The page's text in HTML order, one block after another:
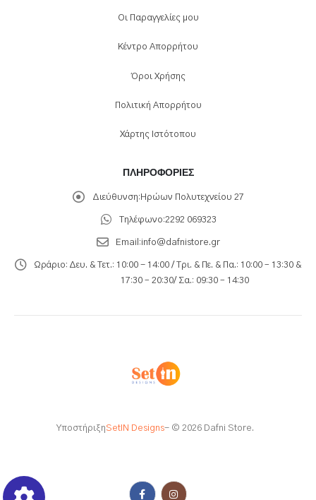
Οι Παραγγελίες μου
Κέντρο Απορρήτου
Όροι Χρήσης
Πολιτική Απορρήτου
Χάρτης Ιστότοπου
ΠΛΗΡΟΦΟΡΊΕΣ
Διεύθυνση: Ηρώων Πολυτεχνείου 27
Τηλέφωνο:2292 069323
Email:info@dafnistore.gr
Ωράριο: Δευ. & Τετ.: 10:00 - 14:00 / Τρι. & Πε. & Πα.: 10:00 – 13:30 &
17:30 – 20:30/ Σα.: 09:30 – 14:30
ΥποστήριξηSetIN Designs- © 2026 Dafni Store.